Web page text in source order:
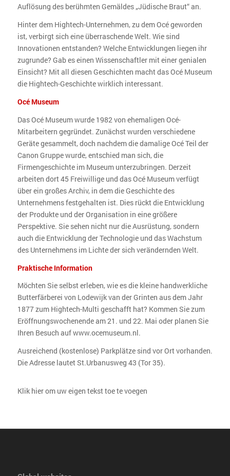
Auflösung des berühmten Gemäldes „Jüdische Braut“ an.
Hinter dem Hightech-Unternehmen, zu dem Océ geworden
ist, verbirgt sich eine überraschende Welt. Wie sind
Innovationen entstanden? Welche Entwicklungen liegen ihr
zugrunde? Gab es einen Wissenschaftler mit einer genialen
Einsicht? Mit all diesen Geschichten macht das Océ Museum
die Hightech-Geschichte wirklich interessant.
Océ Museum
Das Océ Museum wurde 1982 von ehemaligen Océ-
Mitarbeitern gegründet. Zunächst wurden verschiedene
Geräte gesammelt, doch nachdem die damalige Océ Teil der
Canon Gruppe wurde, entschied man sich, die
Firmengeschichte im Museum unterzubringen. Derzeit
arbeiten dort 45 Freiwillige und das Océ Museum verfügt
über ein großes Archiv, in dem die Geschichte des
Unternehmens festgehalten ist. Dies rückt die Entwicklung
der Produkte und der Organisation in eine größere
Perspektive. Sie sehen nicht nur die Ausrüstung, sondern
auch die Entwicklung der Technologie und das Wachstum
des Unternehmens im Lichte der sich verändernden Welt.
Praktische Information
Möchten Sie selbst erleben, wie es die kleine handwerkliche
Butterfärberei von Lodewijk van der Grinten aus dem Jahr
1877 zum Hightech-Multi geschafft hat? Kommen Sie zum
Eröffnungswochenende am 21. und 22. Mai oder planen Sie
Ihren Besuch auf www.ocemuseum.nl.
Ausreichend (kostenlose) Parkplätze sind vor Ort vorhanden.
Die Adresse lautet St.Urbanusweg 43 (Tor 35).
Klik hier om uw eigen tekst toe te voegen